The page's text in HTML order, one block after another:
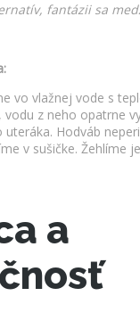
fantázii sa
vo vlažnej vode s
vodu z neho opatrne
uteráka. Hodváb
v sušičke. Žehlíme
a